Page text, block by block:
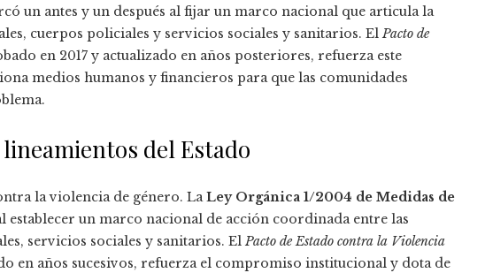
un antes y un después al fijar un marco nacional que articula la
cuerpos policiales y servicios sociales y sanitarios. ElPacto de
en 2017 y actualizado en años posteriores, refuerza este
medios humanos y financieros para que las comunidades
del Estado
la violencia de género. LaLey Orgánica 1/2004 de Medidas de
establecer un marco nacional de acción coordinada entre las
servicios sociales y sanitarios. ElPacto de Estado contra la Violencia
en años sucesivos, refuerza el compromiso institucional y dota de